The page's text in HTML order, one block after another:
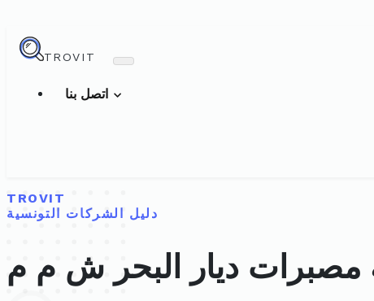
TROVIT
TROVIT
دليل الشركات التونسية
ديار البحر ش م م